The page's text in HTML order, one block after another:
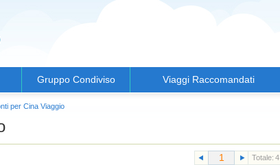
Gruppo Condiviso Viaggi Raccomandati
per Cina Viaggio
Totale: 4